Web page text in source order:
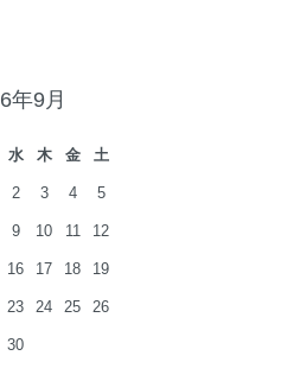
年9月
水 木 金 土
2 3 4 5
9 10 11 12
16 17 18 19
23 24 25 26
30